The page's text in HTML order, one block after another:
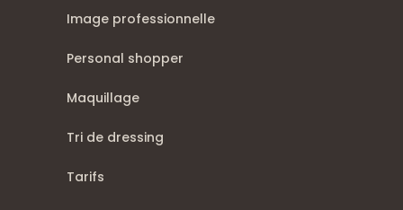
Image professionnelle
Personal shopper
Maquillage
Tri de dressing
Tarifs